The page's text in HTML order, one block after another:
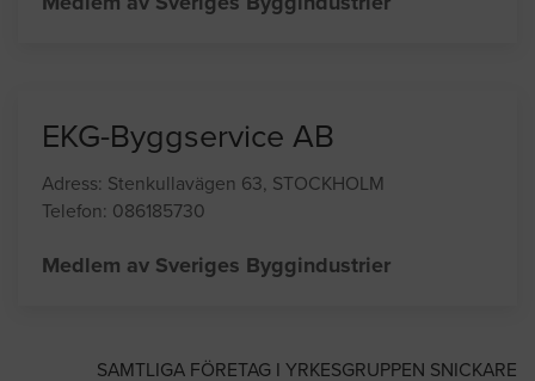
Medlem av Sveriges Byggindustrier